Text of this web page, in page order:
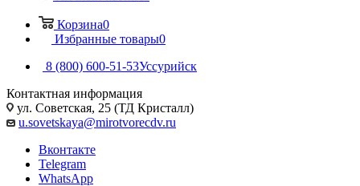
Корзина0
Избранные товары0
8 (800) 600-51-53Уссурийск
Контактная информация
ул. Советская, 25 (ТД Кристалл)
u.sovetskaya@mirotvorecdv.ru
Вконтакте
Telegram
WhatsApp